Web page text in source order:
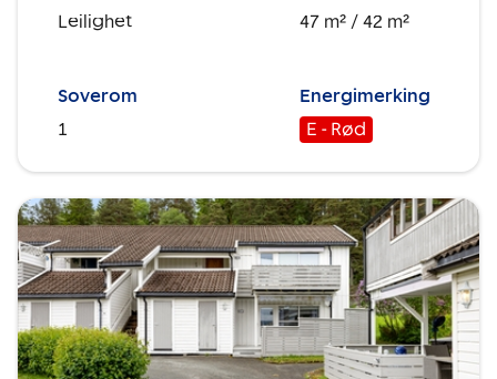
Leilighet
47 m² / 42 m²
Soverom
1
Energimerking
E - Rød